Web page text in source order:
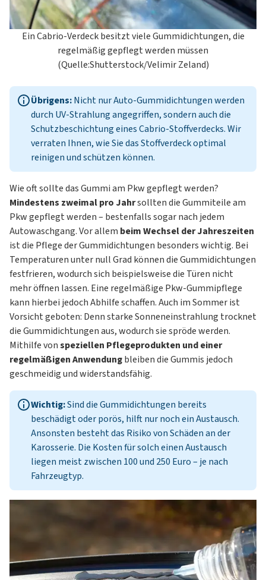
Ein Cabrio-Verdeck besitzt viele Gummidichtungen, die
regelmäßig gepflegt werden müssen
(Quelle:Shutterstock/Velimir Zeland)
Übrigens:Nicht nur Auto-Gummidichtungen werden
durch UV-Strahlung angegriffen, sondern auch die
Schutzbeschichtung eines Cabrio-Stoffverdecks. Wir
verraten Ihnen, wie Sie dasStoffverdeck optimal
reinigen und schützen können.
Wie oft sollte das Gummi am Pkw gepflegt werden?
Mindestens zweimal pro Jahrsollten die Gummiteile am
Pkw gepflegt werden – bestenfalls sogar nach jedem
Autowaschgang. Vor allem beim Wechsel der Jahreszeiten
ist die Pflege der Gummidichtungen besonders wichtig. Bei
Temperaturen unter null Grad können die Gummidichtungen
festfrieren, wodurch sich beispielsweise die Türen nicht
mehr öffnen lassen. Eine regelmäßige Pkw-Gummipflege
kann hierbei jedoch Abhilfe schaffen. Auch im Sommer ist
Vorsicht geboten: Denn starke Sonneneinstrahlung trocknet
die Gummidichtungen aus, wodurch sie spröde werden.
Mithilfe vonspeziellen Pflegeprodukten und einer
regelmäßigen Anwendungbleiben die Gummis jedoch
geschmeidig und widerstandsfähig.
Wichtig:Sind die Gummidichtungen bereits
beschädigt oder porös, hilft nur noch ein Austausch.
Ansonsten besteht das Risiko von Schäden an der
Karosserie. Die Kosten für solch einen Austausch
liegen meist zwischen 100 und 250 Euro – je nach
Fahrzeugtyp.